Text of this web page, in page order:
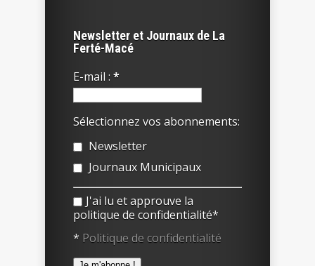
Newsletter et Journaux de La
Ferté-Macé
E-mail : *
Sélectionnez vos abonnements:
Newsletter
Journaux Municipaux
J'ai lu et approuve la
politique de confidentialité*
* Politique de confidentialité